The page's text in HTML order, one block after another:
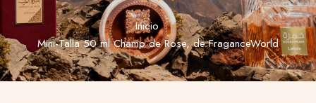
Inicio
Mini-Talla 50 ml Champ de Rose, de FraganceWorld